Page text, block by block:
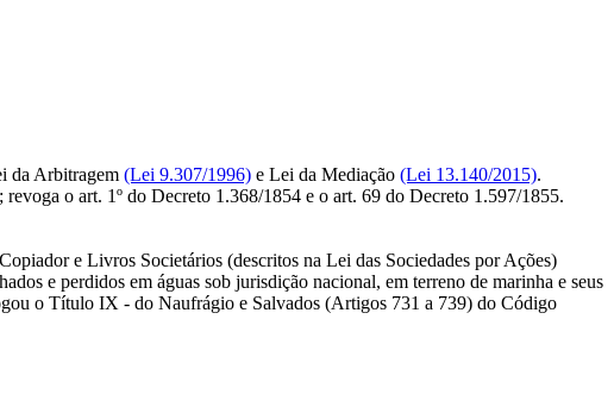
da Arbitragem (Lei 9.307/1996) e Lei da Mediação (Lei 13.140/2015).
o art. 1º do Decreto 1.368/1854 e o art. 69 do Decreto 1.597/1855.
e Livros Societários (descritos na Lei das Sociedades por Ações)
e perdidos em águas sob jurisdição nacional, em terreno de marinha e seus
o Título IX - do Naufrágio e Salvados (Artigos 731 a 739) do Código